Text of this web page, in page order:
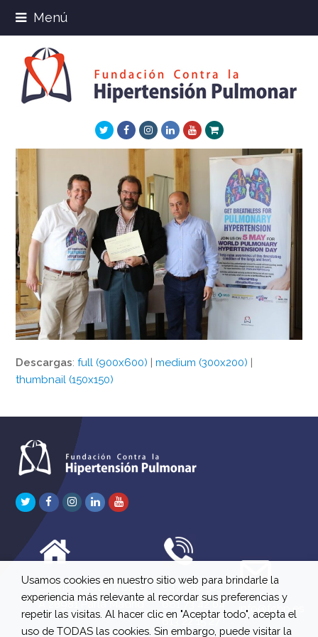
Menú
TwitterFacebookInstagram
LinkedInYoutube
Xing
Descargas:full (900x600) |medium (300x200) |
thumbnail (150x150)
TwitterFacebook
Instagram
LinkedInYoutube
C/ Río Jordán 7 bajo
A 28981 Parla Madrid
647 630 515
661 73 42 04
613 22 15 27
info@fchp.es
Usamos cookies en nuestro sitio web para brindarle la
experiencia más relevante al recordar sus preferencias y
repetir las visitas. Al hacer clic en "Aceptar todo", acepta el
uso de TODAS las cookies. Sin embargo, puede visitar la